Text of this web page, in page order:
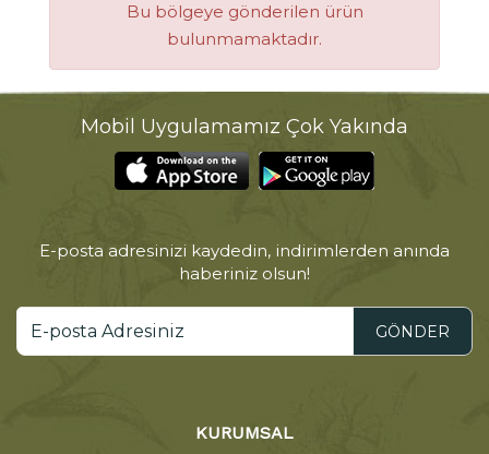
Bu bölgeye gönderilen ürün
bulunmamaktadır.
Mobil Uygulamamız Çok Yakında
E-posta adresinizi kaydedin, indirimlerden anında
haberiniz olsun!
GÖNDER
KURUMSAL